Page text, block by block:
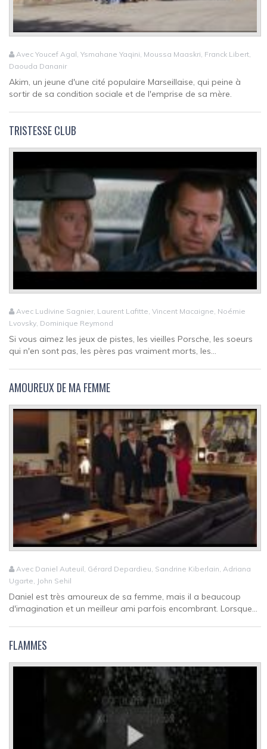
Avec Youcef Agal, Ysmahane Yaqini, Moussa Maaskri, Franck Libert,
Daouda Dananir
Akim, un jeune d'une cité populaire Marseillaise, qui peine à
sortir de sa condition sociale et de l'emprise de sa mère.
TRISTESSE CLUB
Avec Ludivine Sagnier, Laurent Lafitte, Vincent Macaigne, Noémie
Lvovsky, Dominique Reymond
Si vous aimez les jeux de pistes, les vieilles Porsche, les soeurs
qui n'en sont pas, les pères pas vraiment morts, les...
AMOUREUX DE MA FEMME
Avec Daniel Auteuil, Gérard Depardieu, Sandrine Kiberlain, Adriana
Ugarte, John Sehil
Daniel est très amoureux de sa femme, mais il a beaucoup
d'imagination et un meilleur ami parfois encombrant. Lorsque...
FLAMMES